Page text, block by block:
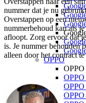
OPPO
OPPO
OPPO
OPPO
nummer dat je nu
Overstappen op een
nummerbehoud kan als
afloopt. Zorg ervoor dat
is. Je nummer behouden
alleen door het contract